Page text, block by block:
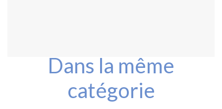
Dans la même
catégorie